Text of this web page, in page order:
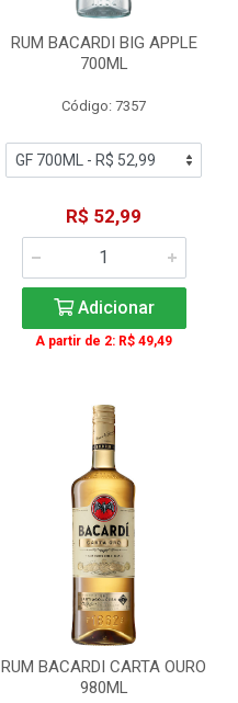
RUM BACARDI BIG APPLE
700ML
Código: 7357
R$ 52,99
Adicionar
A partir de 2: R$ 49,49
RUM BACARDI CARTA OURO
980ML